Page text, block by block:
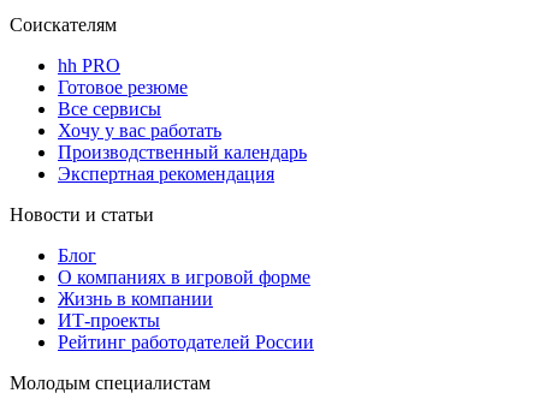
Соискателям
hh PRO
Готовое резюме
Все сервисы
Хочу у вас работать
Производственный календарь
Экспертная рекомендация
Новости и статьи
Блог
О компаниях в игровой форме
Жизнь в компании
ИТ-проекты
Рейтинг работодателей России
Молодым специалистам